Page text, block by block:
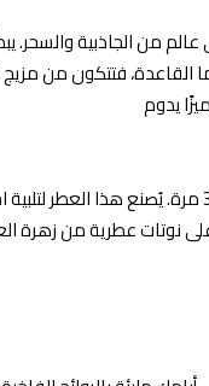
من الجاذبية والسحر.
فتتكون من مزيج
عطر سيكرت هو تعبير عن الأنوثة المطلقة، ورمز للجاذبية والإثارة. يعتبر
عطرية من زهرة